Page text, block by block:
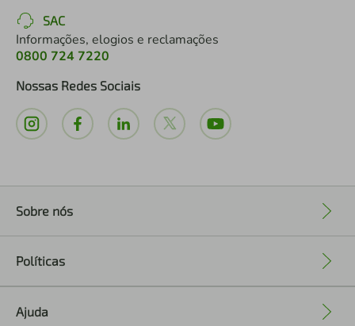
SAC
Informações, elogios e reclamações
0800 724 7220
Nossas Redes Sociais
Sobre nós
Políticas
Ajuda